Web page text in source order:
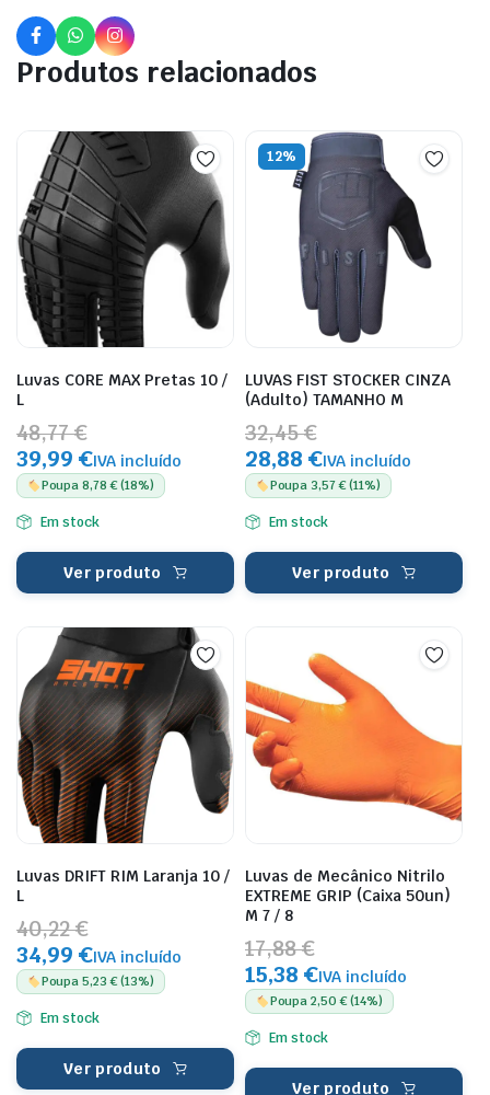
Produtos relacionados
Luvas CORE MAX Pretas 10 /
L
48,77 €
39,99 €IVA incluído
Poupa 8,78 € (18%)
Em stock
Ver produto
12%
LUVAS FIST STOCKER CINZA
(Adulto) TAMANHO M
32,45 €
28,88 €IVA incluído
Poupa 3,57 € (11%)
Em stock
Ver produto
Luvas DRIFT RIM Laranja 10 /
L
40,22 €
34,99 €IVA incluído
Poupa 5,23 € (13%)
Em stock
Ver produto
Luvas de Mecânico Nitrilo
EXTREME GRIP (Caixa 50un)
M 7 / 8
17,88 €
15,38 €IVA incluído
Poupa 2,50 € (14%)
Em stock
Ver produto